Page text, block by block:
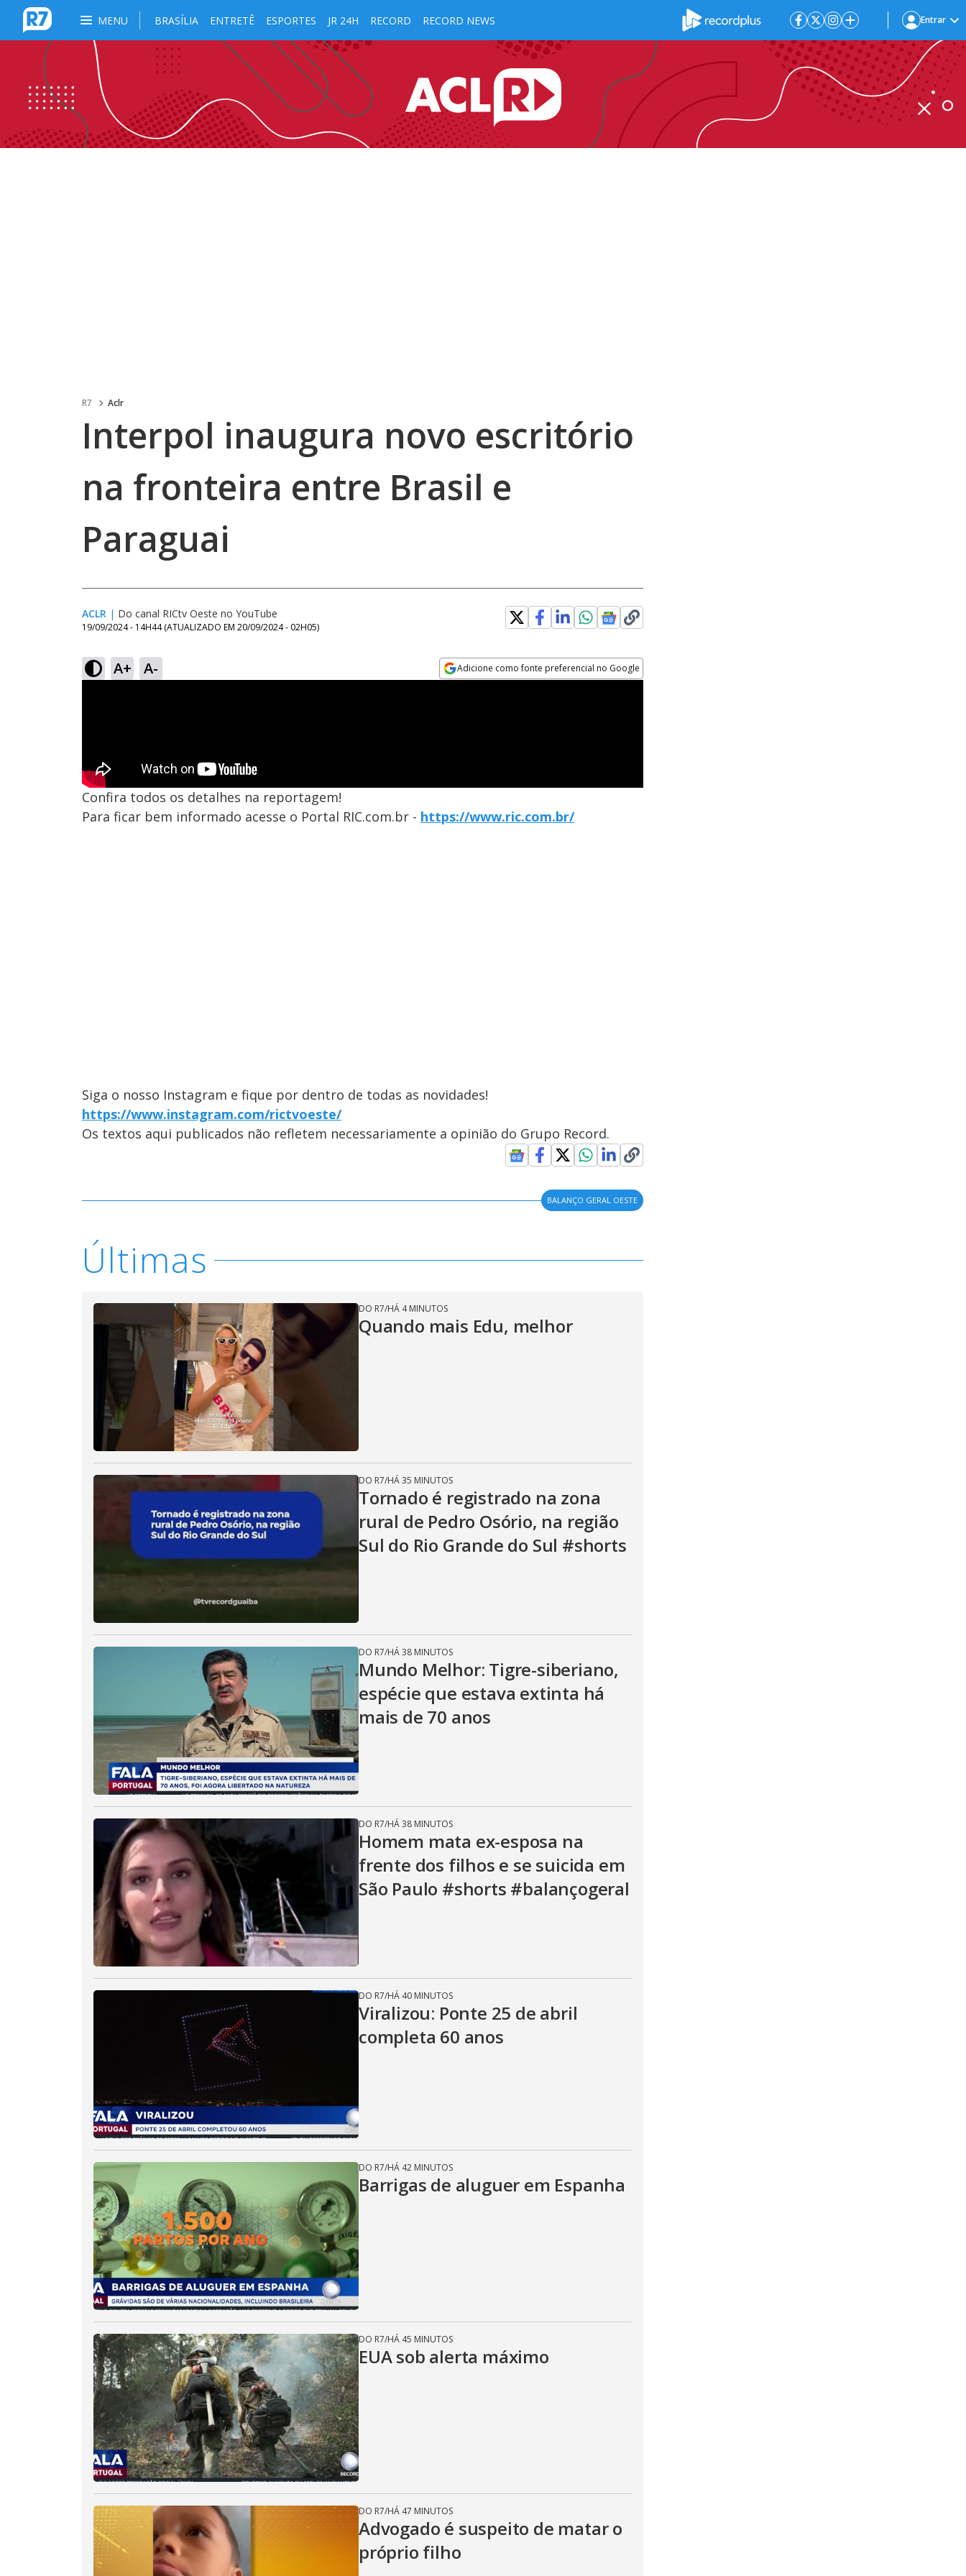
MENU BRASÍLIA ENTRETÊ ESPORTES JR 24H RECORD RECORD NEWS Entrar
R7 Aclr
Interpol inaugura novo escritório
na fronteira entre Brasil e
Paraguai
ACLR | Do canal RICtv Oeste no YouTube
19/09/2024 - 14H44 (ATUALIZADO EM 20/09/2024 - 02H05)
A+ A- Adicione como fonte preferencial no Google
Confira todos os detalhes na reportagem!
Para ficar bem informado acesse o Portal RIC.com.br - https://www.ric.com.br/
Siga o nosso Instagram e fique por dentro de todas as novidades!
https://www.instagram.com/rictvoeste/
Os textos aqui publicados não refletem necessariamente a opinião do Grupo Record.
BALANÇO GERAL OESTE
Últimas
DO R7/HÁ 4 MINUTOS
Quando mais Edu, melhor
DO R7/HÁ 35 MINUTOS
Tornado é registrado na zona
rural de Pedro Osório, na região
Sul do Rio Grande do Sul #shorts
DO R7/HÁ 38 MINUTOS
Mundo Melhor: Tigre-siberiano,
espécie que estava extinta há
mais de 70 anos
DO R7/HÁ 38 MINUTOS
Homem mata ex-esposa na
frente dos filhos e se suicida em
São Paulo #shorts #balançogeral
DO R7/HÁ 40 MINUTOS
Viralizou: Ponte 25 de abril
completa 60 anos
DO R7/HÁ 42 MINUTOS
Barrigas de aluguer em Espanha
DO R7/HÁ 45 MINUTOS
EUA sob alerta máximo
DO R7/HÁ 47 MINUTOS
Advogado é suspeito de matar o
próprio filho